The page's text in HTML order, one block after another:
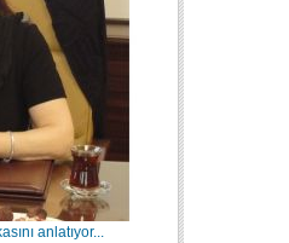
anlatıyor...